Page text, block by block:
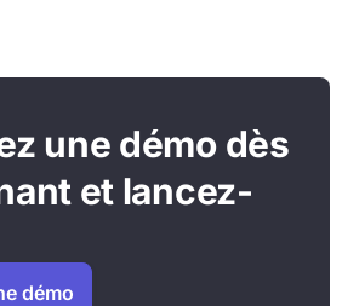
une démo dès
et lancez-
démo